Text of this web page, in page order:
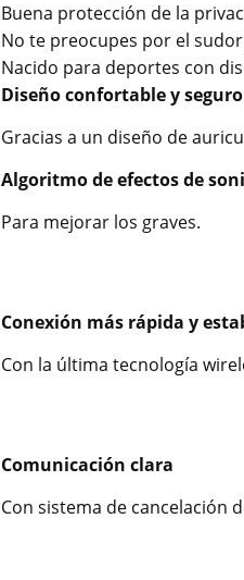
Buena protección de la
No te preocupes por el
Nacido para deportes con
Diseño confortable y seguro
Gracias a un diseño de
Algoritmo de efectos de
Para mejorar los graves.
Conexión más rápida y
Con la última tecnología
Comunicación clara
Con sistema de cancelación